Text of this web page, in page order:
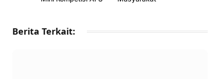
Berita Terkait: